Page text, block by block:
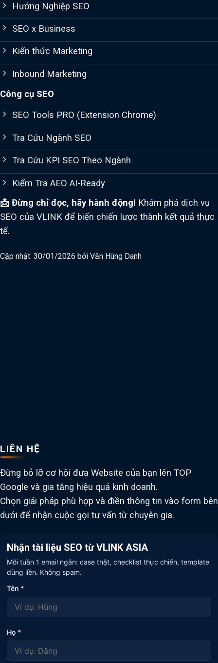
Hướng Nghiệp SEO
SEO x Business
Kiến thức Marketing
Inbound Marketing
Công cụ SEO
SEO Tools PRO (Extension Chrome)
Tra Cứu Ngành SEO
Tra Cứu KPI SEO Theo Ngành
Kiểm Tra AEO AI-Ready
📩 Đừng chỉ đọc, hãy hành động! Khám phá dịch vụ
SEO của VLINK để biến chiến lược thành kết quả thực
tế.
Cập nhật: 30/01/2026 bởi Văn Hùng Danh
LIÊN HỆ
Đừng bỏ lỡ cơ hội đưa Website của bạn lên TOP
Google và gia tăng hiệu quả kinh doanh.
Chọn giải pháp phù hợp và điền thông tin vào form bên
dưới để nhận cuộc gọi tư vấn từ chuyên gia.
Nhận tài liệu SEO từ VLINK ASIA
Mỗi tuần 1 email ngắn: case thật, checklist thực chiến, template
dùng liền. Không spam.
Tên *
Họ *